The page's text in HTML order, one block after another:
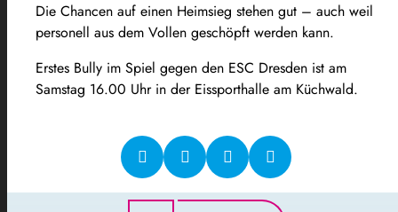
Die Chancen auf einen Heimsieg stehen gut – auch weil
personell aus dem Vollen geschöpft werden kann.
Erstes Bully im Spiel gegen den ESC Dresden ist am
Samstag 16.00 Uhr in der Eissporthalle am Küchwald.